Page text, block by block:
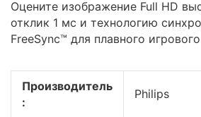
Оцените изображение Full HD
отклик 1 мс и технологию
FreeSync™ для плавного
Производитель
:
Philips